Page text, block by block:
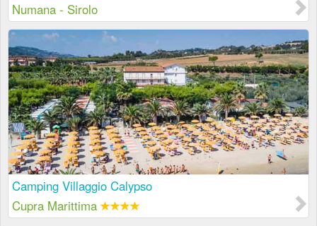
Numana - Sirolo
Camping Villaggio Calypso
Cupra Marittima